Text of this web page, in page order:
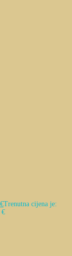
€Trenutna cijena je:
€